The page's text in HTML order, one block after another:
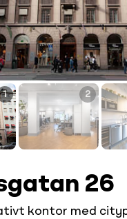
1 2
26
kontor med